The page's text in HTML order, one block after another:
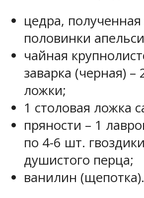
цедра, полученная
половинки
чайная
заварка (черная)
ложки;
1 столовая ложка
пряности – 1
по 4-6 шт.
душистого перца;
ванилин (щепотка).